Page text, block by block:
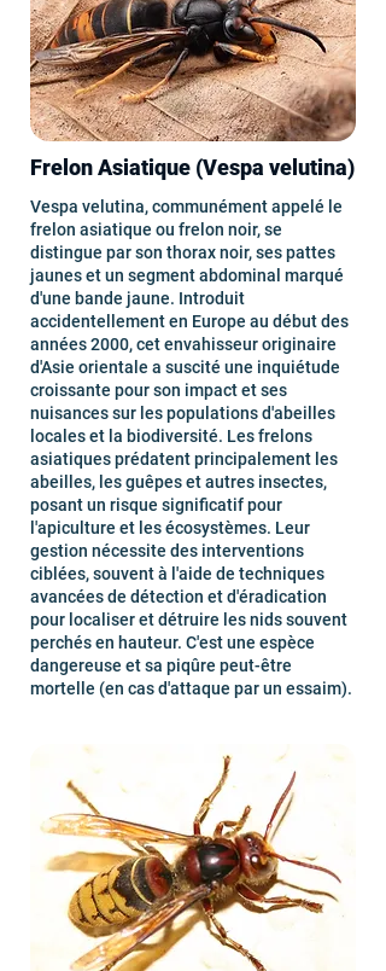
Frelon Asiatique (Vespa velutina)
Vespa velutina, communément appelé le
frelon asiatique ou frelon noir, se
distingue par son thorax noir, ses pattes
jaunes et un segment abdominal marqué
d'une bande jaune. Introduit
accidentellement en Europe au début des
années 2000, cet envahisseur originaire
d'Asie orientale a suscité une inquiétude
croissante pour son impact et ses
nuisances sur les populations d'abeilles
locales et la biodiversité. Les frelons
asiatiques prédatent principalement les
abeilles, les guêpes et autres insectes,
posant un risque significatif pour
l'apiculture et les écosystèmes. Leur
gestion nécessite des interventions
ciblées, souvent à l'aide de techniques
avancées de détection et d'éradication
pour localiser et détruire les nids souvent
perchés en hauteur. C'est une espèce
dangereuse et sa piqûre peut-être
mortelle (en cas d'attaque par un essaim).